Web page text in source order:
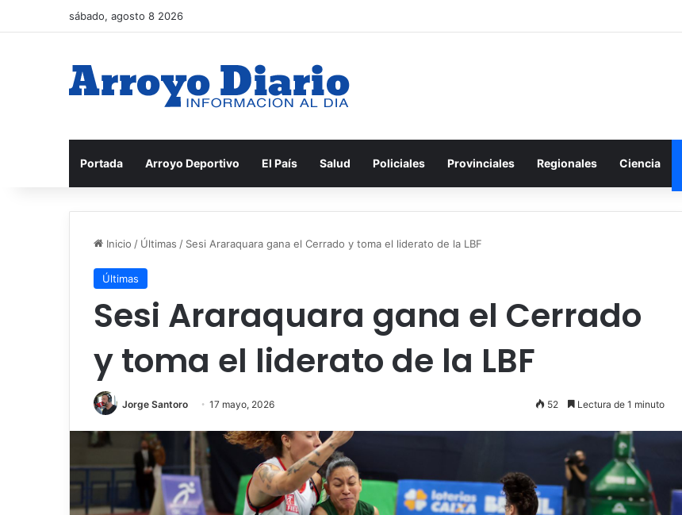
sábado, agosto 8 2026
Portada Arroyo Deportivo El País Salud Policiales Provinciales Regionales Ciencia
Inicio / Últimas / Sesi Araraquara gana el Cerrado y toma el liderato de la LBF
Últimas
Sesi Araraquara gana el Cerrado
y toma el liderato de la LBF
Jorge Santoro 17 mayo, 2026 52 Lectura de 1 minuto